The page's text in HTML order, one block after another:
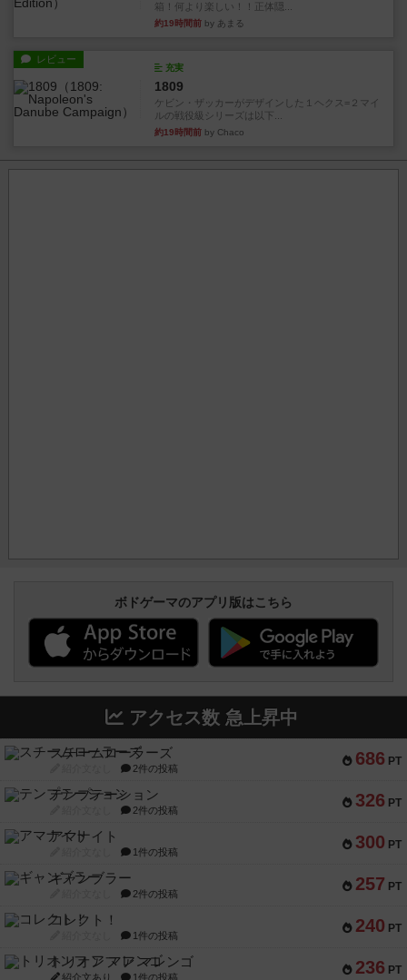
箱！何より楽しい！！正体隠...
約19時間前 by あまる
レビュー
充実
1809
ケビン・ザッカーがデザインした１ヘクス=２マイ
ルの戦役級シリーズは以下...
約19時間前 by Chaco
ボドゲーマのアプリ版はこちら
アクセス数 急上昇中
686 PT
スチームローラーズ
2件の投稿
326 PT
テンプテーション
2件の投稿
300 PT
アマナイト
1件の投稿
257 PT
ギャンブラー
2件の投稿
240 PT
コレクト！
1件の投稿
236 PT
トリオンフ ア マレンゴ
紹介文あり 1件の投稿